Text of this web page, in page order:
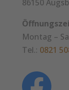
86150
Montag –
Tel.: 0821